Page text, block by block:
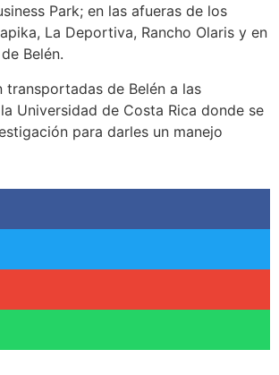
Park; en las afueras de los
La Deportiva, Rancho Olaris y en
Belén.
transportadas de Belén a las
Universidad de Costa Rica donde se
para darles un manejo